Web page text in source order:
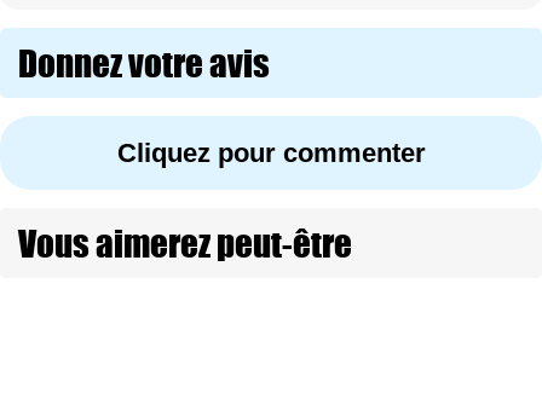
Donnez votre avis
Cliquez pour commenter
Vous aimerez peut-être